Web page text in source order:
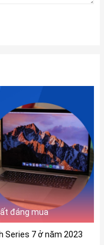
đáng mua
Series 7 ở năm 2023